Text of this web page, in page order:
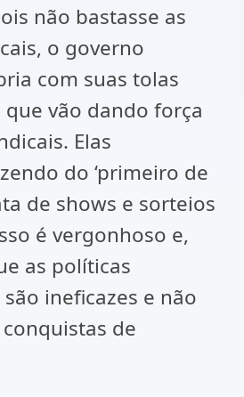
não bastasse as
o governo
com suas tolas
vão dando força
Elas
do ‘primeiro de
de shows e sorteios
é vergonhoso e,
as políticas
ineficazes e não
de